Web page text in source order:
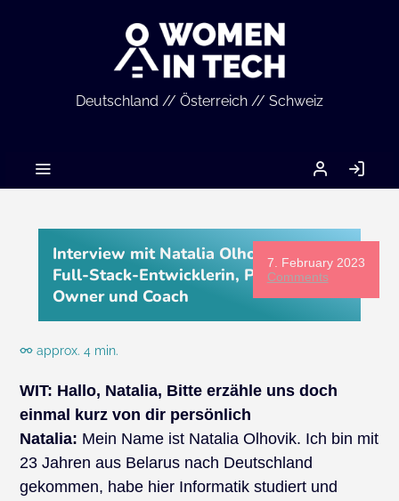
Deutschland // Österreich // Schweiz
MEIN
ACCOUNT
IN
7. February 2023
Comments
Interview mit Natalia Olhovik, Java-
Full-Stack-Entwicklerin, Product
Owner und Coach
approx. 4 min.
WIT: Hallo, Natalia, Bitte erzähle uns doch
einmal kurz von dir persönlich
Natalia: Mein Name ist Natalia Olhovik. Ich bin mit
23 Jahren aus Belarus nach Deutschland
gekommen, habe hier Informatik studiert und